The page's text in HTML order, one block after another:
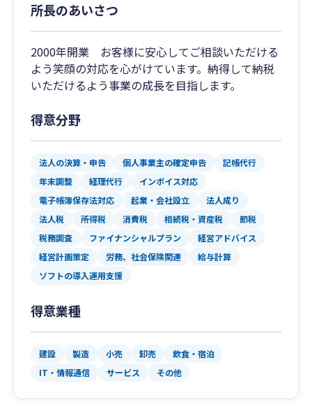
所長のあいさつ
2000年開業 お客様に安心してご相談いただける
よう笑顔の対応を心がけています。納得して納税
いただけるよう事業の成長を目指します。
得意分野
法人の決算・申告 個人事業主の確定申告
記帳代行
年末調整
経理代行
インボイス対応
電子帳簿保存法対応
起業・会社設立
法人成り
法人税
所得税 消費税 相続税・資産税
節税
税務調査
ファイナンシャルプラン
経営アドバイス
経営計画策定
労務、社会保険関連
給与計算
ソフトの導入運用支援
得意業種
建設 製造 小売 卸売
飲食・宿泊
IT・情報通信
サービス その他